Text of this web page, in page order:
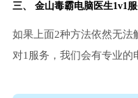
三、 金山毒霸电脑医生1v1
如果上面2种方法依然无法
对1服务，我们会有专业的